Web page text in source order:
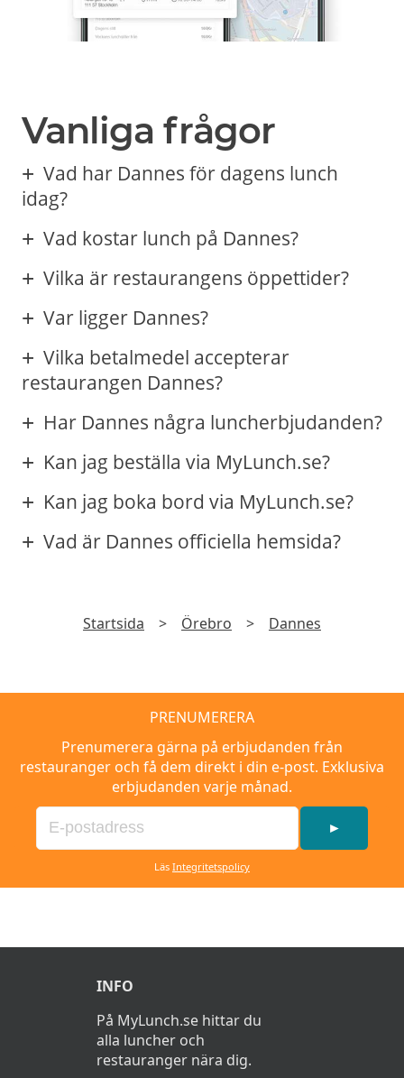
Vanliga frågor
Vad har Dannes för dagens lunch
idag?
Vad kostar lunch på Dannes?
Vilka är restaurangens öppettider?
Var ligger Dannes?
Vilka betalmedel accepterar
restaurangen Dannes?
Har Dannes några luncherbjudanden?
Kan jag beställa via MyLunch.se?
Kan jag boka bord via MyLunch.se?
Vad är Dannes officiella hemsida?
Startsida > Örebro > Dannes
PRENUMERERA
Prenumerera gärna på erbjudanden från
restauranger och få dem direkt i din e-post. Exklusiva
erbjudanden varje månad.
►
Läs Integritetspolicy
INFO
På MyLunch.se hittar du
alla luncher och
restauranger nära dig.